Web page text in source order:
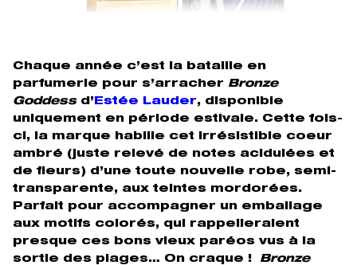
Chaque année c’est la bataille en
parfumerie pour s’arracher Bronze
Goddessd’ Estée Lauder, disponible
uniquement en période estivale. Cette fois-
ci, la marque habille cet irrésistible coeur
ambré (juste relevé de notes acidulées et
de fleurs) d’une toute nouvelle robe, semi-
transparente, aux teintes mordorées.
Parfait pour accompagner un emballage
aux motifs colorés, qui rappelleraient
presque ces bons vieux paréos vus à la
sortie des plages… On craque ! Bronze